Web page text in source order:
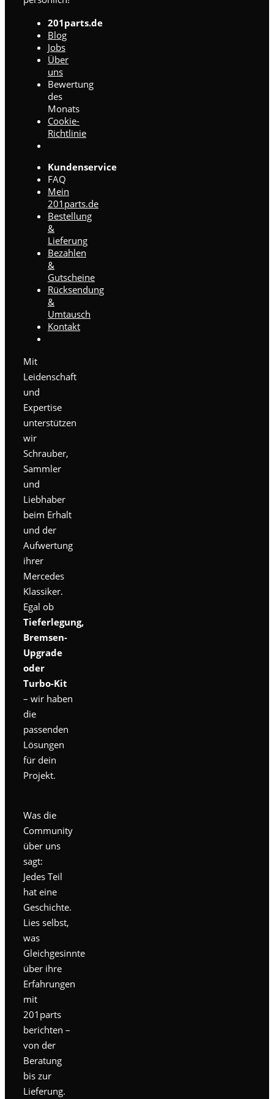
201parts.de
Blog
Jobs
Über
uns
Bewertung
des
Monats
Cookie-
Richtlinie
Kundenservice
FAQ
Mein
201parts.de
Bestellung
&
Lieferung
Bezahlen
&
Gutscheine
Rücksendung
&
Umtausch
Kontakt
Mit
Leidenschaft
und
Expertise
unterstützen
wir
Schrauber,
Sammler
und
Liebhaber
beim Erhalt
und der
Aufwertung
ihrer
Mercedes
Klassiker.
Egal ob
Tieferlegung,
Bremsen-
Upgrade
oder
Turbo-Kit
– wir haben
die
passenden
Lösungen
für dein
Projekt.
Was die
Community
über uns
sagt:
Jedes Teil
hat eine
Geschichte.
Lies selbst,
was
Gleichgesinnte
über ihre
Erfahrungen
mit
201parts
berichten –
von der
Beratung
bis zur
Lieferung.